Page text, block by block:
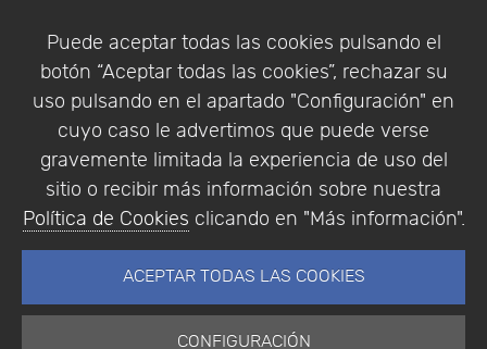
Puede aceptar todas las cookies pulsando el
botón “Aceptar todas las cookies”, rechazar su
uso pulsando en el apartado "Configuración" en
cuyo caso le advertimos que puede verse
gravemente limitada la experiencia de uso del
sitio o recibir más información sobre nuestra
Política de Cookies clicando en "Más información".
ACEPTAR TODAS LAS COOKIES
CONFIGURACIÓN
Empresa|Aviso Legal| Política de Privacidad |
Política de Cookies
© Copyright 1994 - 2026. Addlink Software
Científico, S.L.
Portugal.